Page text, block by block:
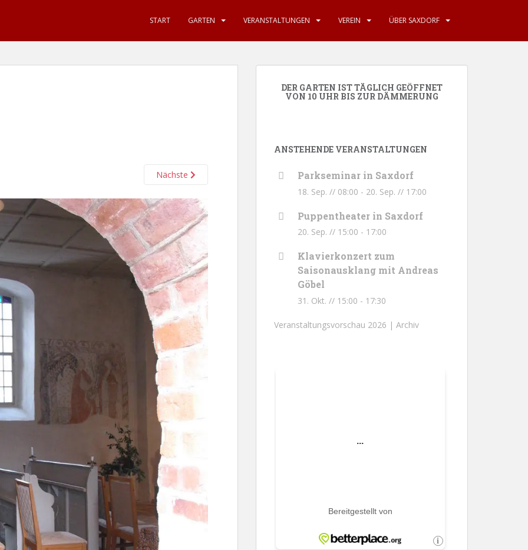
START GARTEN VERANSTALTUNGEN VEREIN ÜBER SAXDORF
Nächste
DER GARTEN IST TÄGLICH GEÖFFNET
VON 10 UHR BIS ZUR DÄMMERUNG
ANSTEHENDE VERANSTALTUNGEN
Parkseminar in Saxdorf
18. Sep. // 08:00 - 20. Sep. // 17:00
Puppentheater in Saxdorf
20. Sep. // 15:00 - 17:00
Klavierkonzert zum
Saisonausklang mit Andreas
Göbel
31. Okt. // 15:00 - 17:30
Veranstaltungsvorschau 2026 | Archiv